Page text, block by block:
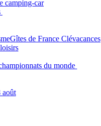
camping-car
Gîtes de France Clévacances
du monde
août